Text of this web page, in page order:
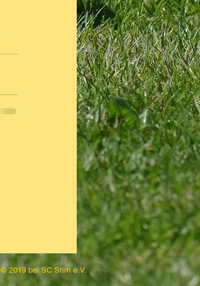
© 2019 bei SC Stirn e.V.